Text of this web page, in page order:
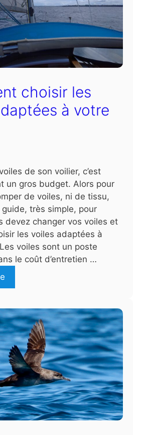
choisir les
à votre
de son voilier, c’est
un gros budget. Alors pour
de voiles, ni de tissu,
très simple, pour
devez changer vos voiles et
les voiles adaptées à
voiles sont un poste
le coût d’entretien …